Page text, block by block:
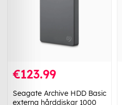
€123.99
Seagate Archive HDD Basic
externa hårddiskar 1000